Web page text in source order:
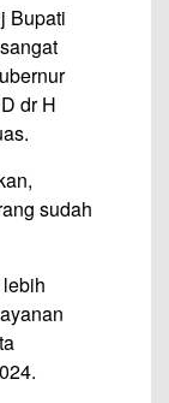
Bupati
dr H
sudah